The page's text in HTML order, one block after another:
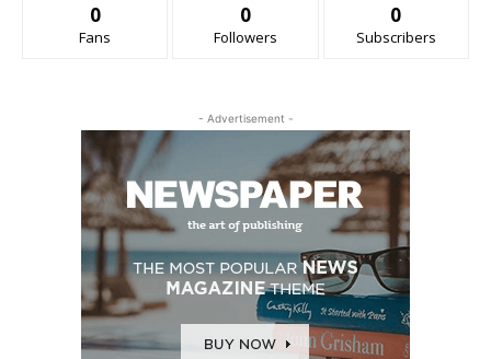
0
Fans
0
Followers
0
Subscribers
- Advertisement -